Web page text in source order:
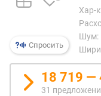
о
г
и
к
Спросить
Хар-
Шум:
18 719 —
31